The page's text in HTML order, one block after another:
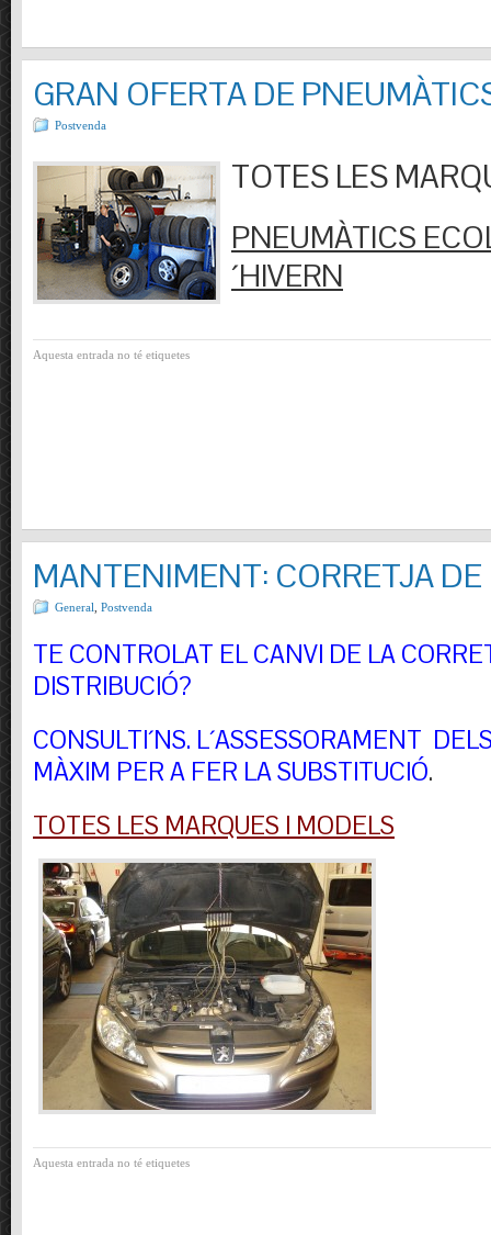
GRAN OFERTA DE
Postvenda
TOTES LES
PNEUMÀTICS
´HIVERN
Aquesta entrada no té etiquetes
MANTENIMENT: CORRETJA
General Postvenda
TE CONTROLAT EL CANVI DE LA
DISTRIBUCIÓ?
CONSULTI´NS. L´ASSESSORAMENT
MÀXIM PER A FER LA SUBSTITUCIÓ.
TOTES LES MARQUES I MODELS
Aquesta entrada no té etiquetes